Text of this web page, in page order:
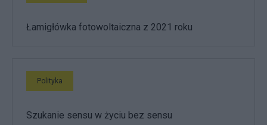
Łamigłówka fotowoltaiczna z 2021 roku
Polityka
Szukanie sensu w życiu bez sensu